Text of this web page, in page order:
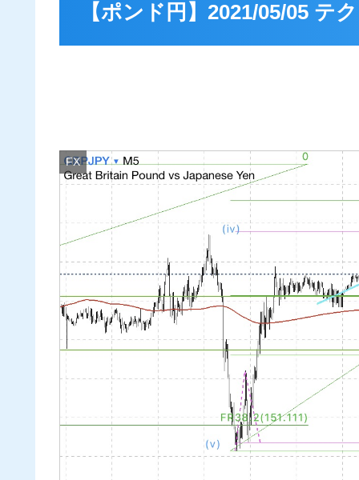
【ポンド円】2021/05/05 テ
FX